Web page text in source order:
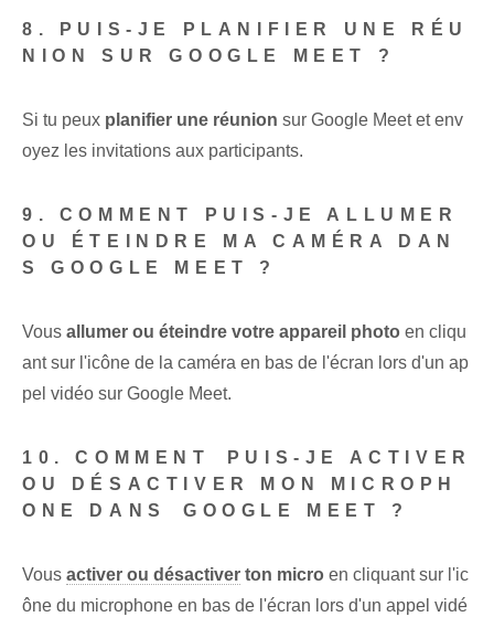
8. PUIS-JE PLANIFIER UNE RÉU
NION SUR GOOGLE MEET ?
Si tu peux planifier une réunion sur Google‍ Meet⁣ et env
oyez les‌ invitations aux participants.
9. COMMENT PUIS-JE ALLUMER
OU ÉTEINDRE MA CAMÉRA DAN
S GOOGLE MEET ?
Vous allumer ou éteindre votre appareil photo en cliqu
ant sur l'icône de la caméra en bas de l'écran lors d'un ap
pel vidéo sur Google Meet.
10. COMMENT⁢ PUIS-JE ACTIVER
OU DÉSACTIVER MON MICROPH
ONE DANS⁣ GOOGLE MEET ?
Vous activer ou désactiver ton micro en cliquant sur l'ic
ône du microphone en bas de l'écran lors d'un appel vidé